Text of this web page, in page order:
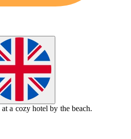
at a cozy hotel by the beach.